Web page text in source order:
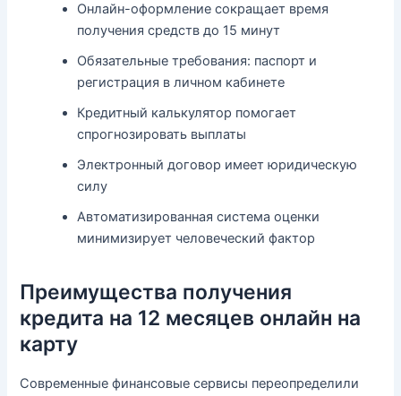
Онлайн-оформление сокращает время
получения средств до 15 минут
Обязательные требования: паспорт и
регистрация в личном кабинете
Кредитный калькулятор помогает
спрогнозировать выплаты
Электронный договор имеет юридическую
силу
Автоматизированная система оценки
минимизирует человеческий фактор
Преимущества получения
кредита на 12 месяцев онлайн на
карту
Современные финансовые сервисы переопределили